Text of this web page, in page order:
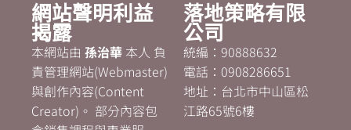
網站聲明利益
揭露
本網站由 孫治華 本人 負
責管理網站(Webmaster)
與創作內容(Content
Creator)。 部分內容包
落地策略有限
公司
統編：90888632
電話：0908286651
地址：台北市中山區松
江路65號6樓